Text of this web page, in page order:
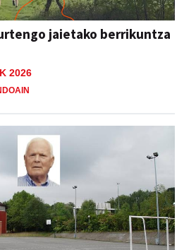
jaietako berrikuntza
2026